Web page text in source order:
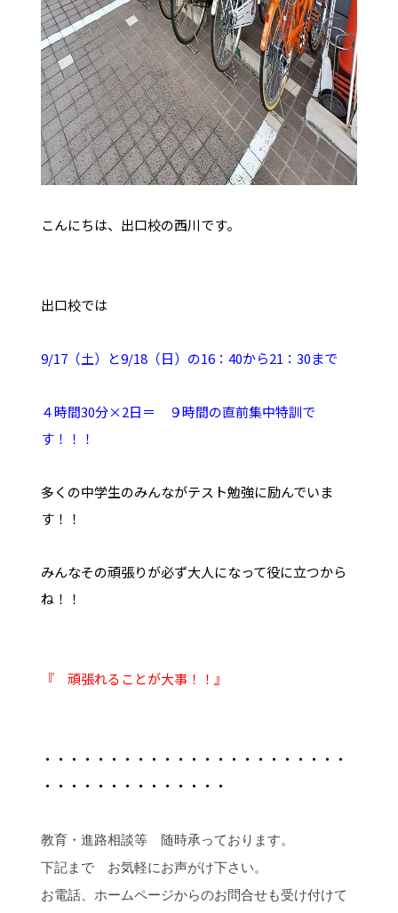
こんにちは、出口校の西川です。
出口校では
9/17（土）と9/18（日）の16：40から21：30まで
４時間30分×2日＝ ９時間の直前集中特訓で
す！！！
多くの中学生のみんながテスト勉強に励んでいま
す！！
みんなその頑張りが必ず大人になって役に立つから
ね！！
『 頑張れることが大事！！』
・・・・・・・・・・・・・・・・・・・・・・・
・・・・・・・・・・・・・・
教育・進路相談等 随時承っております。
下記まで お気軽にお声がけ下さい。
お電話、ホームページからのお問合せも受け付けて